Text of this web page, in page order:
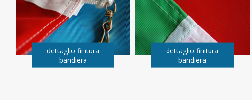
dettaglio finitura
bandiera
dettaglio finitura
bandiera